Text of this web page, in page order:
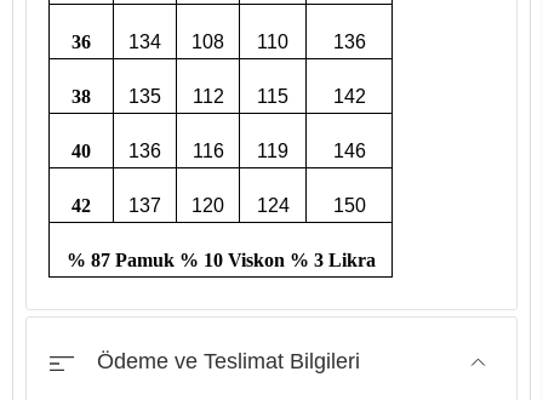
36 134 108 110 136
38 135 112 115 142
40 136 116 119 146
42 137 120 124 150
% 87 Pamuk % 10 Viskon % 3 Likra
Ödeme ve Teslimat Bilgileri